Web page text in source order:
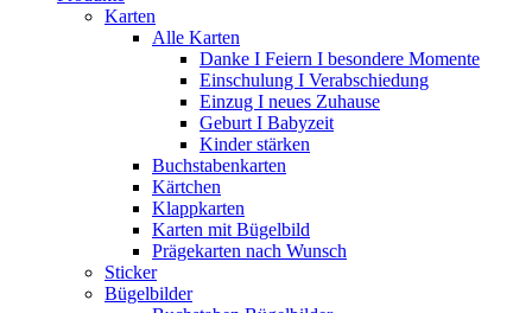
Karten
Alle Karten
Danke I Feiern I besondere Momente
Einschulung I Verabschiedung
Einzug I neues Zuhause
Geburt I Babyzeit
Kinder stärken
Buchstabenkarten
Kärtchen
Klappkarten
Karten mit Bügelbild
Prägekarten nach Wunsch
Sticker
Bügelbilder